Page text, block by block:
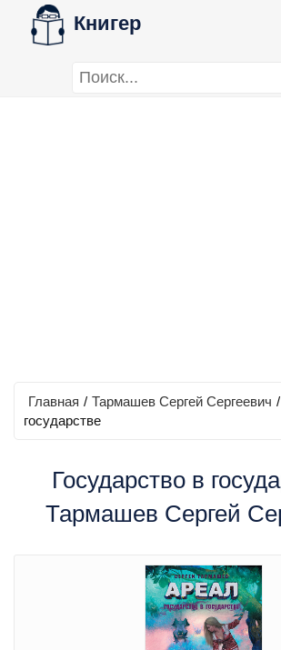
Книгер
Главная / Тармашев Сергей Сергеевич /
государстве
Государство в
Тармашев Сергей